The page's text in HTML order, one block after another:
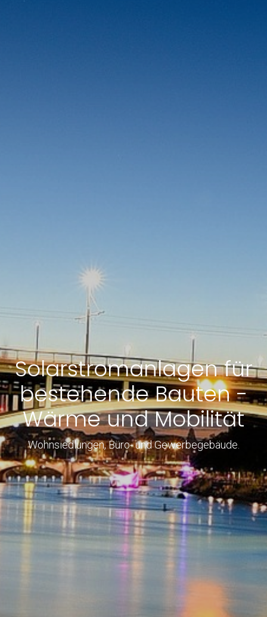
Solarstromanlagen für
bestehende Bauten -
Wärme und Mobilität
Wohnsiedlungen, Büro- und Gewerbegebäude.